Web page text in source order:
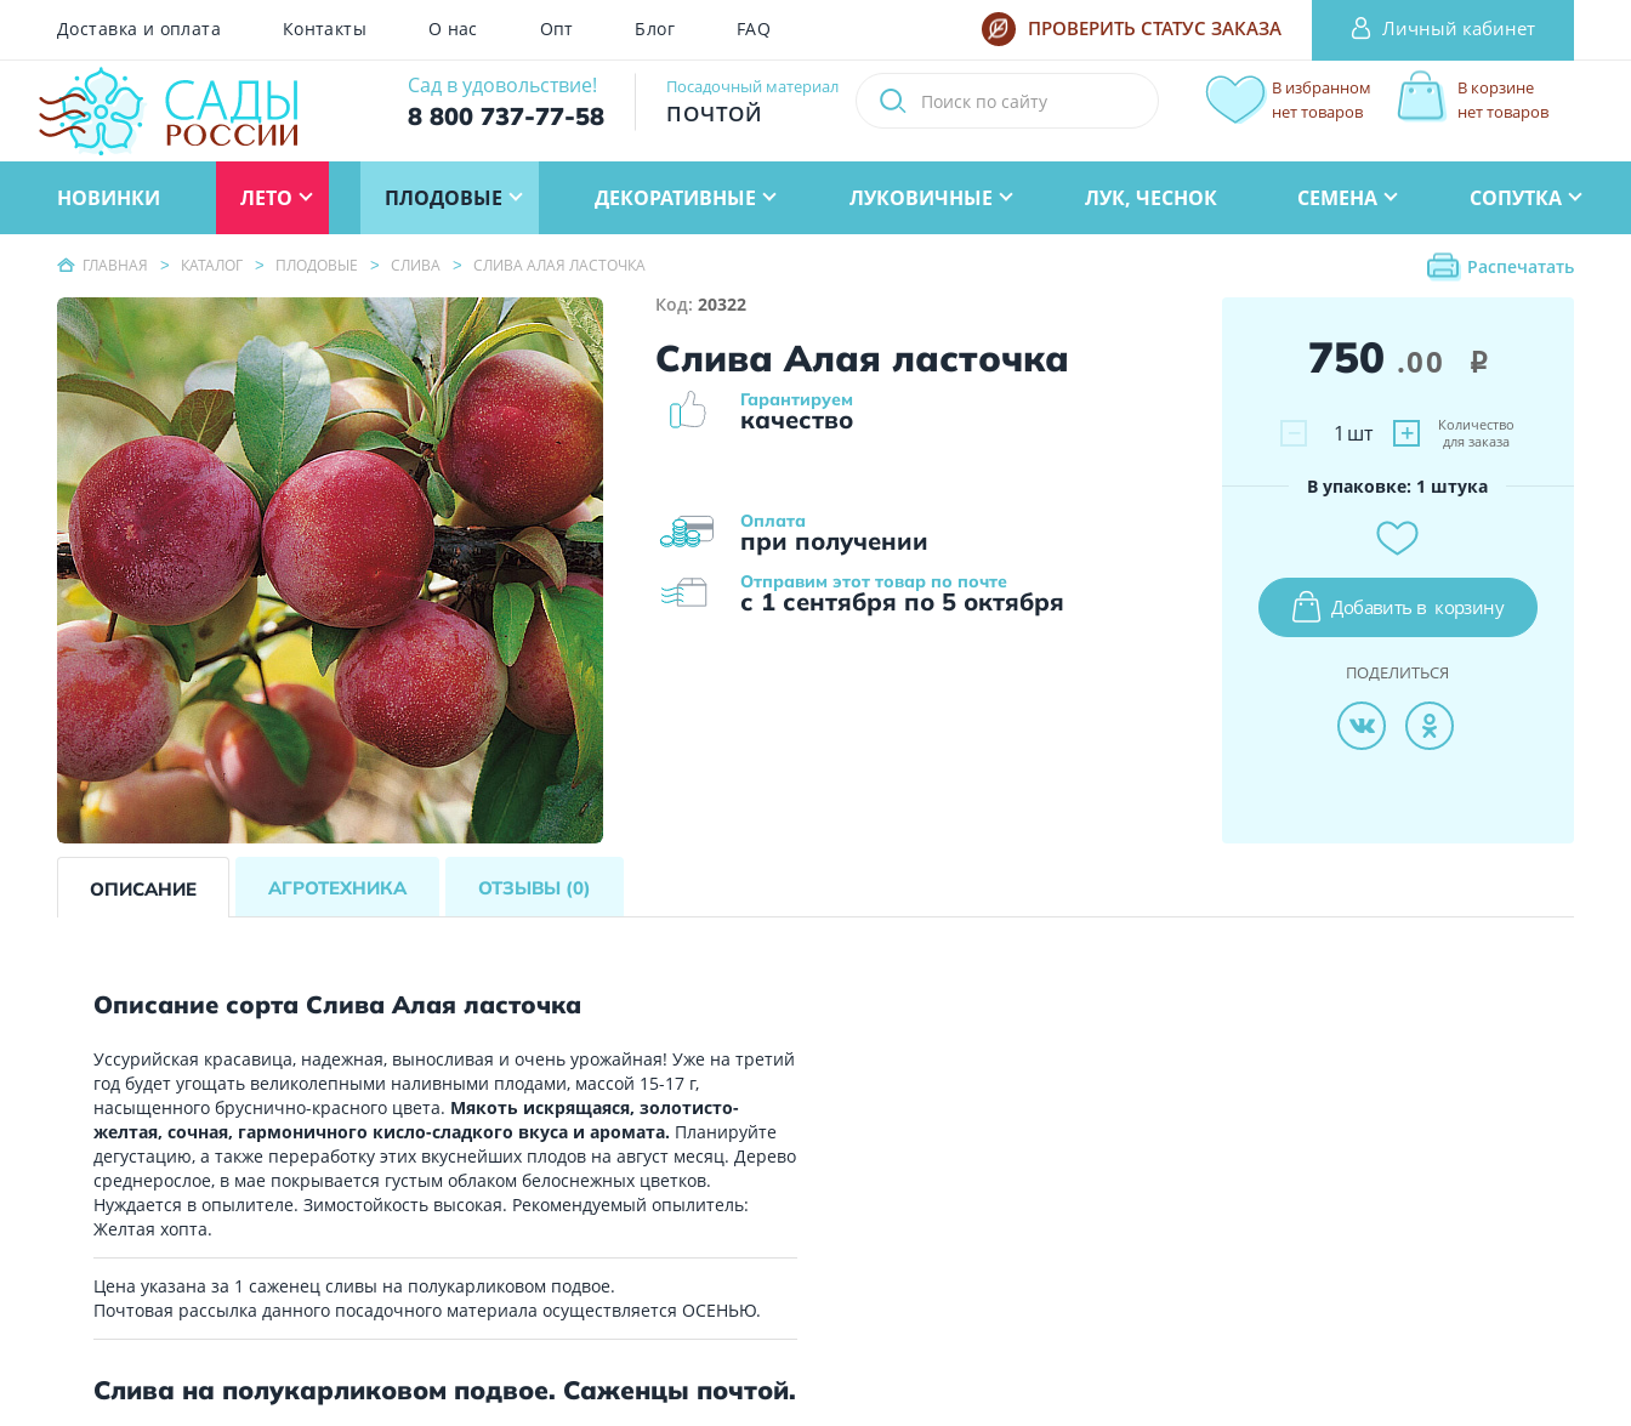
Доставка и оплата Контакты О нас Опт Блог FAQ ПРОВЕРИТЬ СТАТУС ЗАКАЗА Личный кабинет
Сад в удовольствие!
8 800 737-77-58
Посадочный материал
ПОЧТОЙ
В корзине
нет товаров
В избранном
нет товаров
НОВИНКИ ЛЕТО ПЛОДОВЫЕ ДЕКОРАТИВНЫЕ ЛУКОВИЧНЫЕ ЛУК, ЧЕСНОК СЕМЕНА СОПУТКА
ГЛАВНАЯ КАТАЛОГ ПЛОДОВЫЕ СЛИВА СЛИВА АЛАЯ ЛАСТОЧКА
Распечатать
Код:20322
Слива Алая ласточка
Оплата
при получении
Гарантируем
качество
Отправим этот товар по почте
с 1 сентября по 5 октября
750 .00 i
− +
1 шт
Количество
для заказа
В упаковке: 1 штука
Добавить в корзину
ПОДЕЛИТЬСЯ
ОПИСАНИЕ АГРОТЕХНИКА ОТЗЫВЫ (0)
Описание сорта Слива Алая ласточка
Уссурийская красавица, надежная, выносливая и очень урожайная! Уже на третий
год будет угощать великолепными наливными плодами, массой 15-17 г,
насыщенного бруснично-красного цвета. Мякоть искрящаяся, золотисто-
желтая, сочная, гармоничного кисло-сладкого вкуса и аромата. Планируйте
дегустацию, а также переработку этих вкуснейших плодов на август месяц. Дерево
среднерослое, в мае покрывается густым облаком белоснежных цветков.
Нуждается в опылителе. Зимостойкость высокая. Рекомендуемый опылитель:
Желтая хопта.
Цена указана за 1 саженец сливы на полукарликовом подвое.
Почтовая рассылка данного посадочного материала осуществляется ОСЕНЬЮ.
Слива на полукарликовом подвое. Саженцы почтой.